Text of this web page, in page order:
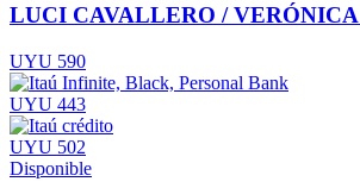
LUCI CAVALLERO /
UYU 590
UYU 443
UYU 502
Disponible